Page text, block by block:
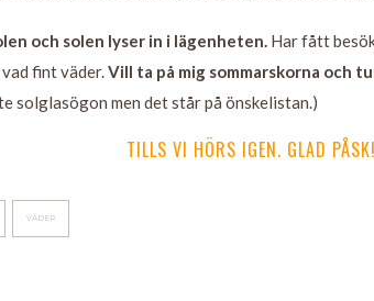
och solen lyser in i lägenheten. Har fått
fint väder.Vill ta på mig sommarskorna och
solglasögon men det står på önskelistan.)
TILLS VI HÖRS IGEN. GLAD PÅSK!
VÄDER